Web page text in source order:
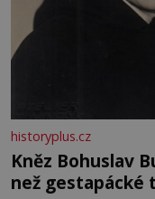
historyplus.cz
Kněz Bohuslav
než gestapácké